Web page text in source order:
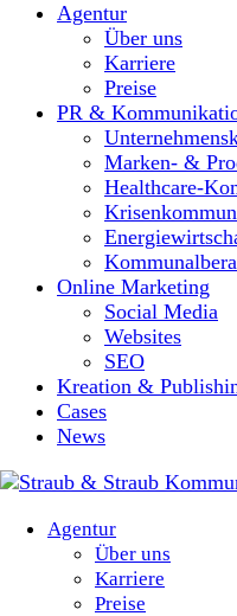
Agentur
Über uns
Karriere
Preise
PR &
Marken- &
Healthcare-
Online Marketing
Social Media
Websites
SEO
Kreation &
Cases
News
Agentur
Über uns
Karriere
Preise